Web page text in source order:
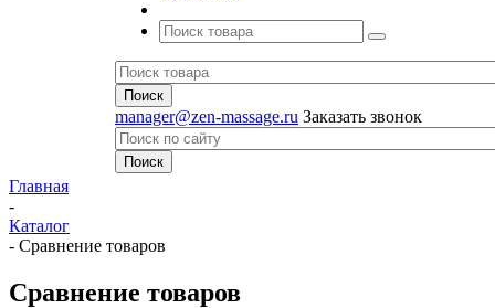
manager@zen-massage.ru Заказать звонок
Главная
-
Каталог
- Сравнение товаров
Сравнение товаров